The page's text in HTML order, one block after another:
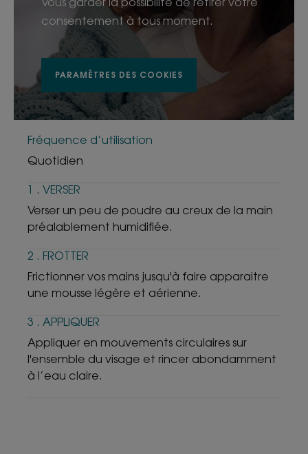
consentement à tous moment.
PARAMÈTRES DES COOKIES
Fréquence d’utilisation
Quotidien
1 . VERSER
Verser un peu de poudre au creux de la main
préalablement humidifiée.
2 . FROTTER
Frictionner vos mains jusqu'à faire apparaitre
une mousse légère et aérienne.
3 . APPLIQUER
Appliquer en mouvements circulaires sur
l'ensemble du visage et rincer abondamment
à l’eau claire.